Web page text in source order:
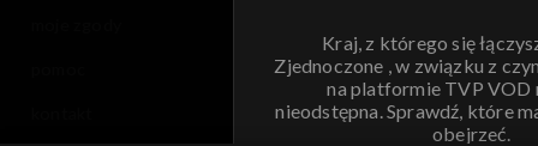
Kraj, z którego się
Zjednoczone , w związku z
na platformie TVP VOD
nieodstępna. Sprawdź, które
obejrzeć.